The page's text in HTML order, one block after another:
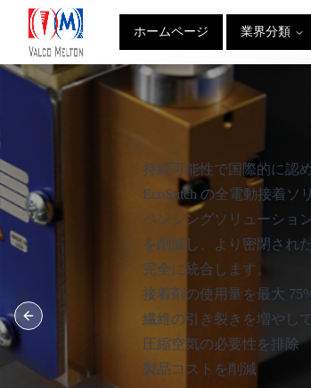
ホームページ 業界分類
持続可能性で国際的に認
EcoStitch の全電動接着ソ
ペンシングソリューショ
を削減し、より密閉され
完全に統合します。
接着剤の使用量を最大
繊維の引き裂きを増やし
圧縮空気の必要性を排除
製品コストを削減
Previous slide